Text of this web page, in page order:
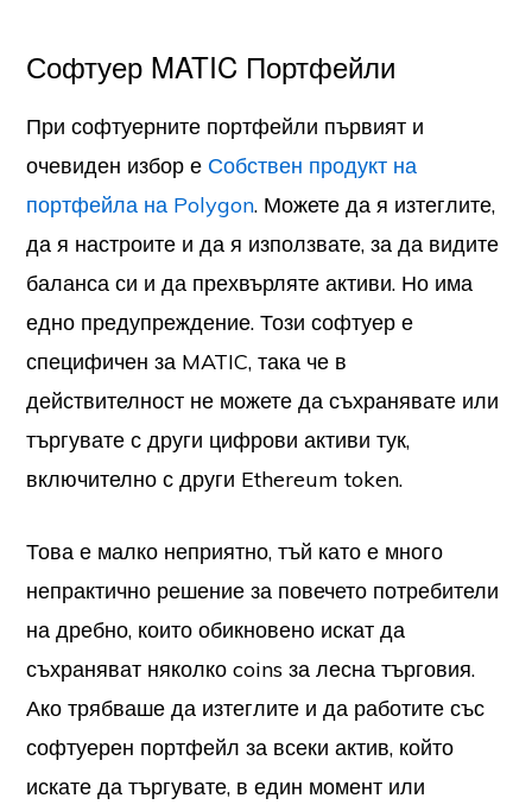
Софтуер MATIC Портфейли
При софтуерните портфейли първият и
очевиден избор е Собствен продукт на
портфейла на Polygon. Можете да я изтеглите,
да я настроите и да я използвате, за да видите
баланса си и да прехвърляте активи. Но има
едно предупреждение. Този софтуер е
специфичен за MATIC, така че в
действителност не можете да съхранявате или
търгувате с други цифрови активи тук,
включително с други Ethereum token.
Това е малко неприятно, тъй като е много
непрактично решение за повечето потребители
на дребно, които обикновено искат да
съхраняват няколко coins за лесна търговия.
Ако трябваше да изтеглите и да работите със
софтуерен портфейл за всеки актив, който
искате да търгувате, в един момент или